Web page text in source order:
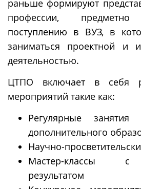
раньше формируют
профессии,
поступлению в ВУЗ, в
заниматься проектной и
деятельностью.
ЦТПО включает в себя
мероприятий такие как:
Регулярные
дополнительного
Научно-
Мастер-классы с
результатом